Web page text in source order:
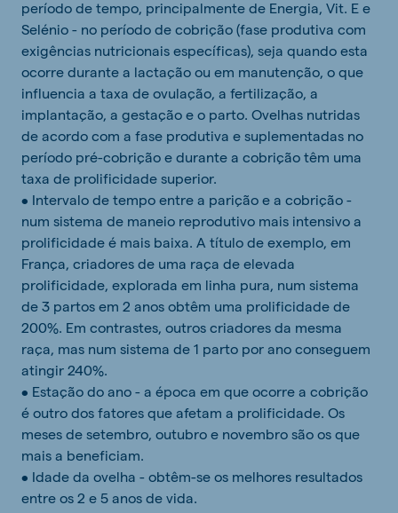
período de tempo, principalmente de Energia, Vit. E e
Selénio - no período de cobrição (fase produtiva com
exigências nutricionais específicas), seja quando esta
ocorre durante a lactação ou em manutenção, o que
influencia a taxa de ovulação, a fertilização, a
implantação, a gestação e o parto. Ovelhas nutridas
de acordo com a fase produtiva e suplementadas no
período pré-cobrição e durante a cobrição têm uma
taxa de prolificidade superior.
• Intervalo de tempo entre a parição e a cobrição -
num sistema de maneio reprodutivo mais intensivo a
prolificidade é mais baixa. A título de exemplo, em
França, criadores de uma raça de elevada
prolificidade, explorada em linha pura, num sistema
de 3 partos em 2 anos obtêm uma prolificidade de
200%. Em contrastes, outros criadores da mesma
raça, mas num sistema de 1 parto por ano conseguem
atingir 240%.
• Estação do ano - a época em que ocorre a cobrição
é outro dos fatores que afetam a prolificidade. Os
meses de setembro, outubro e novembro são os que
mais a beneficiam.
• Idade da ovelha - obtêm-se os melhores resultados
entre os 2 e 5 anos de vida.